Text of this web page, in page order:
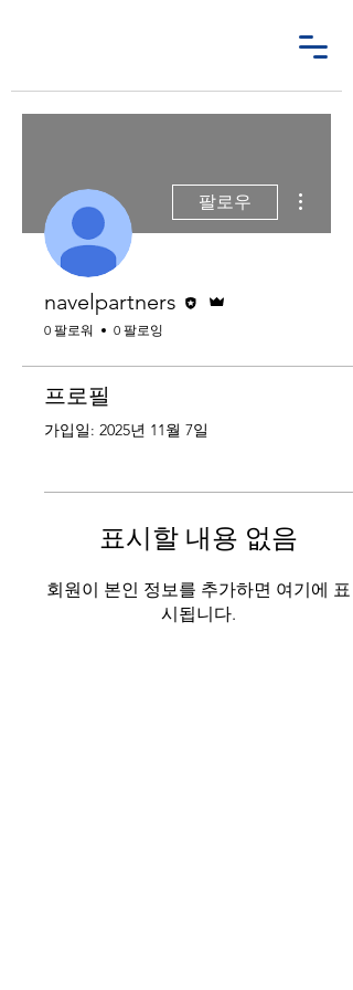
팔로우
navelpartners
0 팔로워 0 팔로잉
프로필
가입일: 2025년 11월 7일
표시할 내용 없음
회원이 본인 정보를 추가하면 여기에 표
시됩니다.